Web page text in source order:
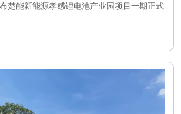
楚能新能源孝感锂电池产业园项目一期正式